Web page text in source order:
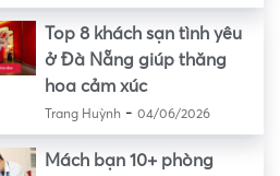
Top 8 khách sạn tình yêu
ở Đà Nẵng giúp thăng
hoa cảm xúc
Trang Huỳnh- 04/06/2026
Mách bạn 10+ phòng